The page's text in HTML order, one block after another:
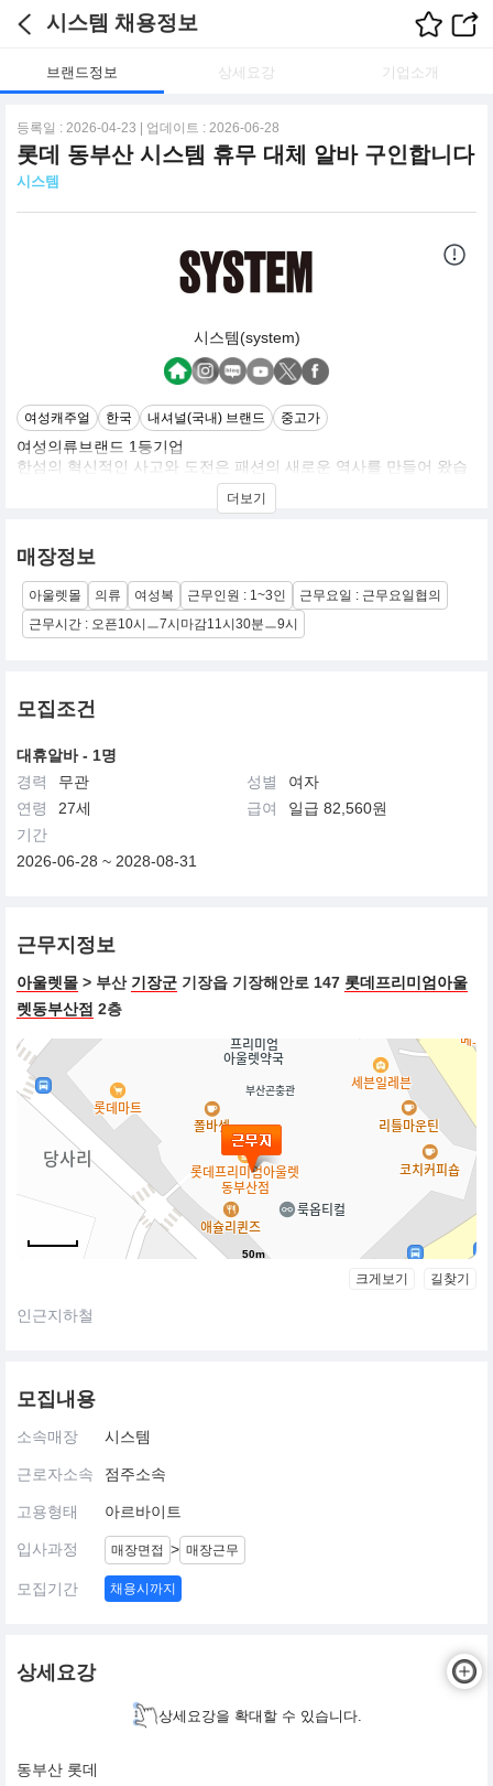
시스템 채용정보
브랜드정보 상세요강 기업소개
등록일 : 2026-04-23 | 업데이트 : 2026-06-28
롯데 동부산 시스템 휴무 대체 알바 구인합니다
시스템
시스템(system)
여성캐주얼 한국 내셔널(국내) 브랜드 중고가
여성의류브랜드 1등기업
한섬의 혁신적인 사고와 도전은 패션의 새로운 역사를 만들어 왔습
니다. 1988년 디자이너 캐릭터 브랜드 '마인'으로 국내 영 캐릭터 캐
주얼 시대를 열었던 한섬, 1990년에는 환편(편직 봉제품)제품을
운 시대를 열었고, 1993년 패션에 포스트모던을 도입한 브랜드 '타
임'을 탄생시켜 또 한번 업계의 센세이션을 불러 일으키기도 했습니
다.
늘 혁신적인 아이디어와 과감한 도전으로 패션의 새로운 역사를 이
룩해 온 한섬. 한섬의 도전은 오늘도 계속되고 있습니다.
외형확대 정책은 최근 소비양극화의 고착으로 인한 아울렛 및 명품
수요 증가 등의 트렌드에 부합.
더보기
매장정보
아울렛몰 의류 여성복 근무인원 : 1~3인
근무요일 : 근무요일협의
근무시간 : 오픈10시ㅡ7시마감11시30분ㅡ9시
모집조건
대휴알바 - 1명
경력
무관 성별
여자
연령
27세 급여
일급 82,560원
기간
2026-06-28 ~ 2028-08-31
근무지정보
아울렛몰 > 부산 기장군 기장읍 기장해안로 147 롯데프리미엄아울
렛동부산점 2층
50m
크게보기 길찾기
인근지하철
모집내용
소속매장 시스템
근로자소속 점주소속
고용형태 아르바이트
입사과정 매장면접 > 매장근무
모집기간 채용시까지
상세요강
상세요강을 확대할 수 있습니다.
동부산 롯데